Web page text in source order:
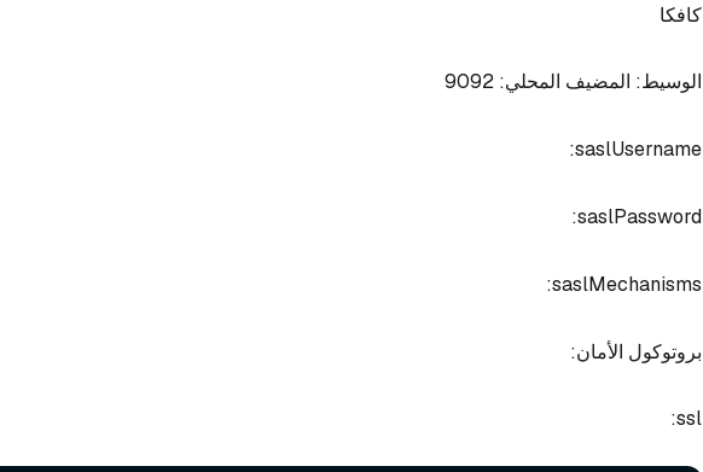
كافكا
الوسيط: المضيف المحلي: 9092
saslUsername:
saslPassword:
saslMechanisms:
بروتوكول الأمان:
ssl: